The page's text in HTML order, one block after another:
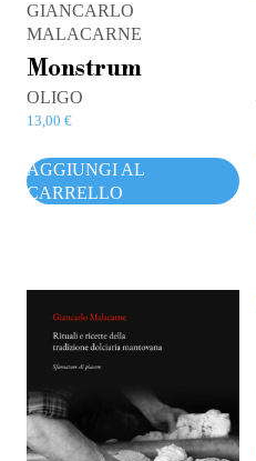
GIANCARLO
MALACARNE
Monstrum
OLIGO
13,00 €
AGGIUNGI AL
CARRELLO